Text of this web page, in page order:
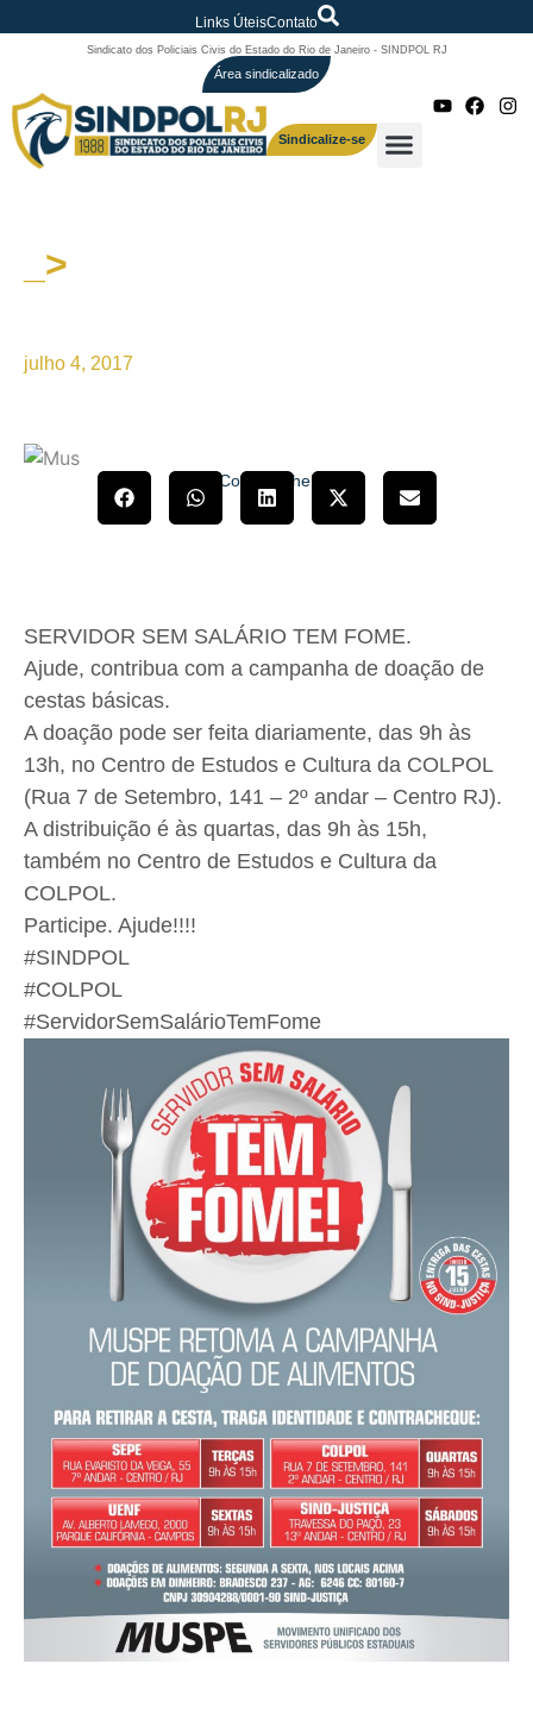
Links ÚteisContato
Sindicato dos Policiais Civis do Estado do Rio de Janeiro - SINDPOL RJ
Área sindicalizado
Sindicalize-se
_>
julho 4, 2017
Compartilhe!
SERVIDOR SEM SALÁRIO TEM FOME.
Ajude, contribua com a campanha de doação de
cestas básicas.
A doação pode ser feita diariamente, das 9h às
13h, no Centro de Estudos e Cultura da COLPOL
(Rua 7 de Setembro, 141 – 2º andar – Centro RJ).
A distribuição é às quartas, das 9h às 15h,
também no Centro de Estudos e Cultura da
COLPOL.
Participe. Ajude!!!!
#SINDPOL
#COLPOL
#ServidorSemSalárioTemFome